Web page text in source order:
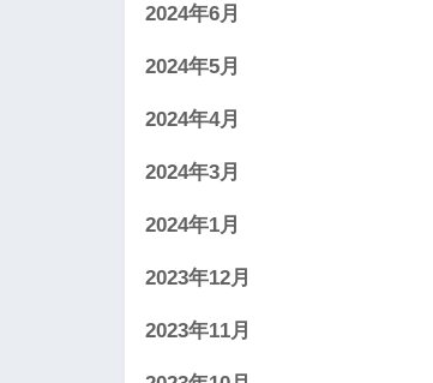
2024年6月
2024年5月
2024年4月
2024年3月
2024年1月
2023年12月
2023年11月